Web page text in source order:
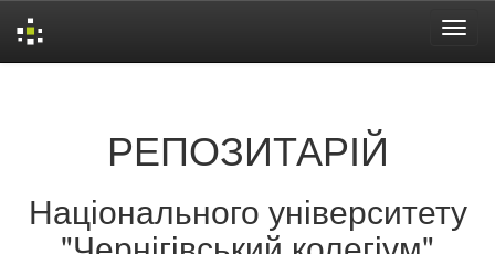
РЕПОЗИТАРІЙ
Національного університету